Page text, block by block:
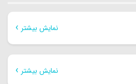
نمایش بیشتر
نمایش بیشتر